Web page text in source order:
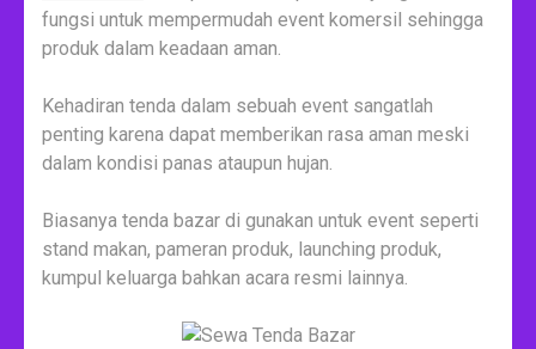
fungsi untuk mempermudah event komersil sehingga
produk dalam keadaan aman.
Kehadiran tenda dalam sebuah event sangatlah
penting karena dapat memberikan rasa aman meski
dalam kondisi panas ataupun hujan.
Biasanya tenda bazar di gunakan untuk event seperti
stand makan, pameran produk, launching produk,
kumpul keluarga bahkan acara resmi lainnya.